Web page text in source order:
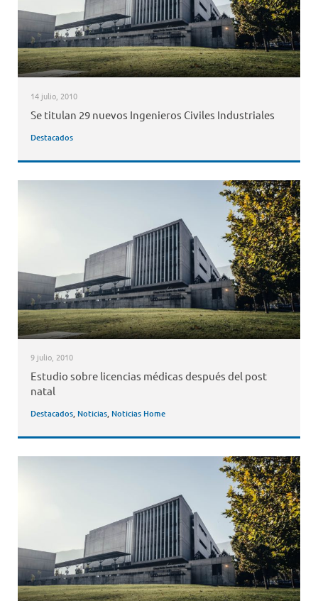
14 julio, 2010
Se titulan 29 nuevos Ingenieros Civiles Industriales
Destacados
9 julio, 2010
Estudio sobre licencias médicas después del post
natal
Destacados, Noticias, Noticias Home